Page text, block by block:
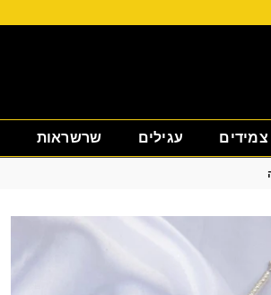
צמידים עגילים שרשראות